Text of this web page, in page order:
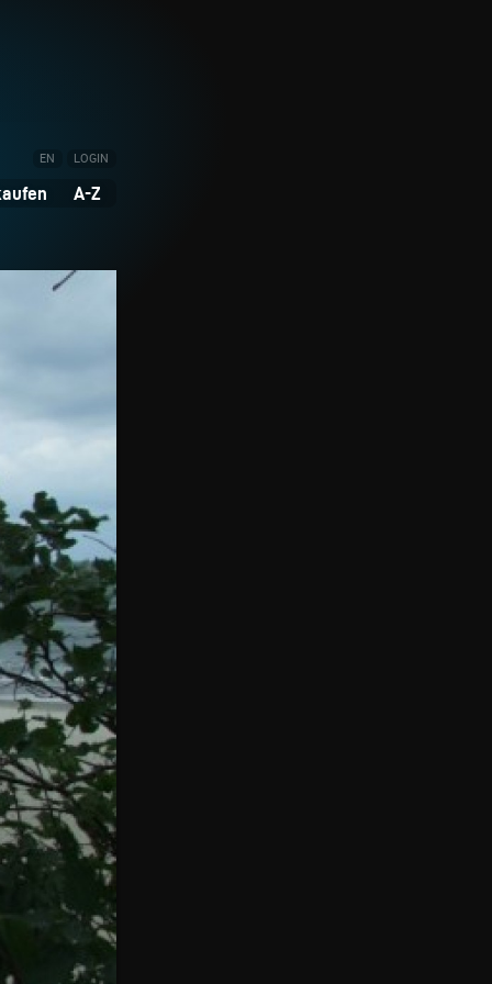
EN LOGIN
A-Z